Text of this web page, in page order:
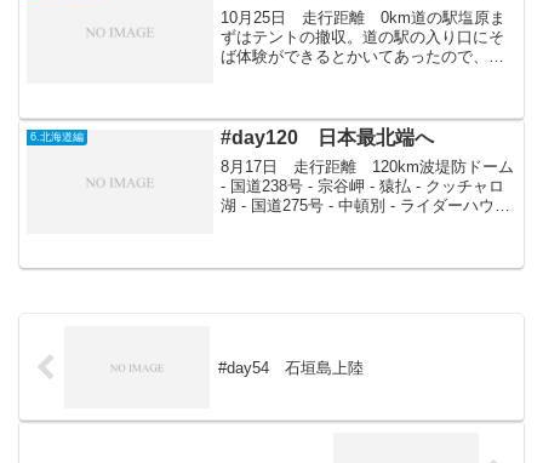
10月25日 走行距離 0km道の駅塩原ま
ずはテントの撤収。道の駅の入り口にそ
ば体験ができるとかいてあったので、早
足ふみ式の脱穀機...
6.北海道編 #day120 日本最北端へ
8月17日 走行距離 120km波堤防ドーム
- 国道238号 - 宗谷岬 - 猿払 - クッチャロ
湖 - 国道275号 - 中頓別 - ライダーハウス
何も見えること...
#day54 石垣島上陸